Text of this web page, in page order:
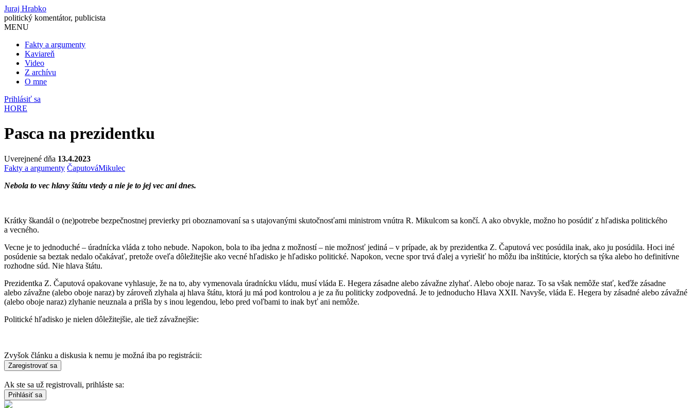
Juraj Hrabko
politický komentátor, publicista
MENU
Fakty a argumenty
Kaviareň
Video
Z archívu
O mne
Prihlásiť sa
HORE
Pasca na prezidentku
Uverejnené dňa 13.4.2023
Fakty a argumenty ČaputováMikulec
Nebola to vec hlavy štátu vtedy a nie je to jej vec ani dnes.
Krátky škandál o (ne)potrebe bezpečnostnej previerky pri oboznamovaní sa s utajovanými skutočnosťami ministrom vnútra R. Mikulcom sa končí. A ako obvykle, možno ho posúdiť z hľadiska politického
a vecného.
Vecne je to jednoduché – úradnícka vláda z toho nebude. Napokon, bola to iba jedna z možností – nie možnosť jediná – v prípade, ak by prezidentka Z. Čaputová vec posúdila inak, ako ju posúdila. Hoci iné
posúdenie sa beztak nedalo očakávať, pretože oveľa dôležitejšie ako vecné hľadisko je hľadisko politické. Napokon, vecne spor trvá ďalej a vyriešiť ho môžu iba inštitúcie, ktorých sa týka alebo ho definitívne
rozhodne súd. Nie hlava štátu.
Prezidentka Z. Čaputová opakovane vyhlasuje, že na to, aby vymenovala úradnícku vládu, musí vláda E. Hegera zásadne alebo závažne zlyhať. Alebo oboje naraz. To sa však nemôže stať, keďže zásadne
alebo závažne (alebo oboje naraz) by zároveň zlyhala aj hlava štátu, ktorá ju má pod kontrolou a je za ňu politicky zodpovedná. Je to jednoducho Hlava XXII. Navyše, vláda E. Hegera by zásadné alebo závažné
(alebo oboje naraz) zlyhanie neuznala a prišla by s inou legendou, lebo pred voľbami to inak byť ani nemôže.
Politické hľadisko je nielen dôležitejšie, ale tiež závažnejšie:
Zvyšok článku a diskusia k nemu je možná iba po registrácii:
Ak ste sa už registrovali, prihláste sa: